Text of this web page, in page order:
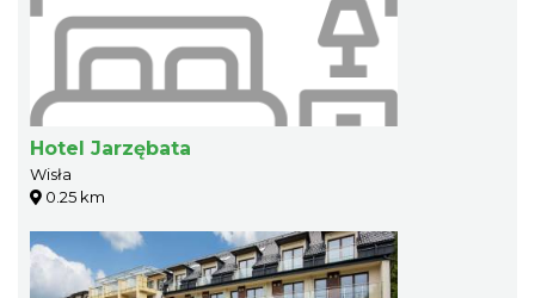
Hotel Jarzębata
Wisła
0.25 km